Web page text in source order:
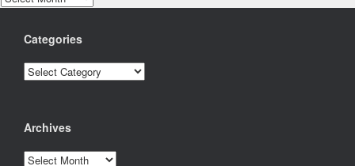
Categories
Categories
Archives
Archives